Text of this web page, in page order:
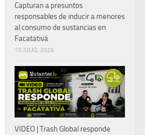
Capturan a presuntos
responsables de inducir a menores
al consumo de sustancias en
Facatativá
15 JULIO, 2026
VIDEO | Trash Global responde